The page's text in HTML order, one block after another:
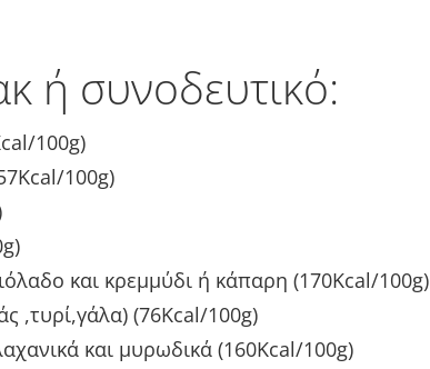
ή συνοδευτικό:
100g)
100g)
και κρεμμύδι ή κάπαρη (170Kcal/100g)
,τυρί,γάλα) (76Kcal/100g)
και μυρωδικά (160Kcal/100g)